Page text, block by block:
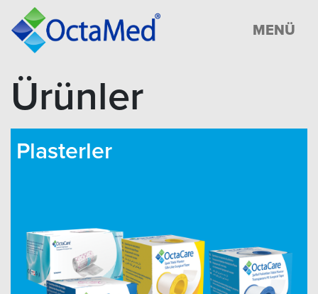
MENÜ
Ürünler
Plasterler